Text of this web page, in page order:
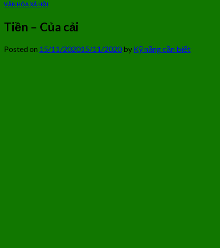
VĂN HÓA XÃ HỘI
Tiền – Của cải
Posted on 15/11/202015/11/2020by Kỹ năng cần biết